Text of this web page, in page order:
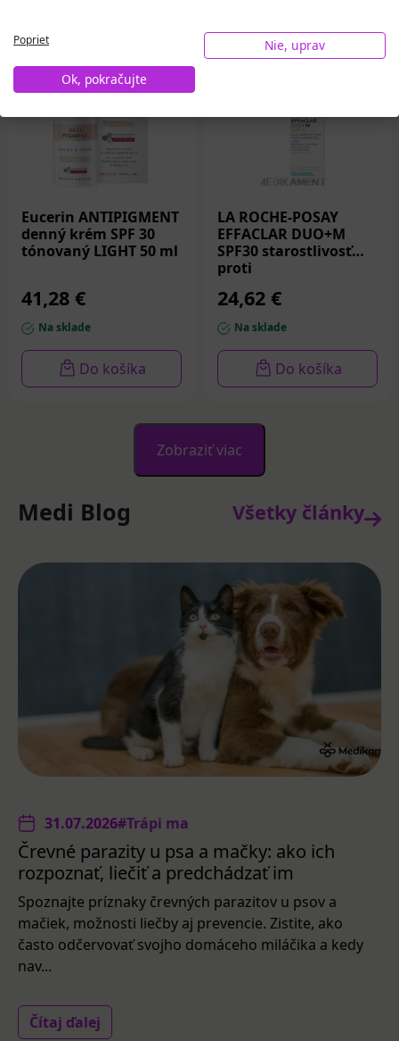
Eucerin ANTIPIGMENT
denný krém SPF 30
tónovaný LIGHT 50 ml
41,28 €
Na sklade
Do košíka
LA ROCHE-POSAY
EFFACLAR DUO+M
SPF30 starostlivosť
proti
ml
24,62 €
Na sklade
Do košíka
Zobraziť viac
Medi Blog Všetky články
31.07.2026#Trápi ma
Črevné parazity u psa a mačky: ako ich
rozpoznať, liečiť a predchádzať im
Spoznajte príznaky črevných parazitov u psov a
mačiek, možnosti liečby aj prevencie. Zistite, ako
často odčervovať svojho domáceho miláčika a kedy
nav...
Čítaj ďalej
Poprieť
Nie, uprav
Ok, pokračujte